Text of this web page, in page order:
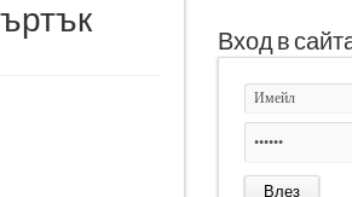
Вход в